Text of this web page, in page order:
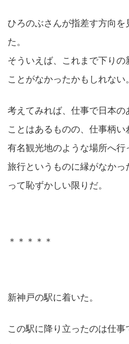
ひろのぶさんが指差す方向を
た。
そういえば、これまで下りの
ことがなかったかもしれない。
考えてみれば、仕事で日本の
ことはあるものの、仕事柄い
有名観光地のような場所へ行
旅行というものに縁がなかっ
って恥ずかしい限りだ。
＊＊＊＊＊
新神戸の駅に着いた。
この駅に降り立ったのは仕事